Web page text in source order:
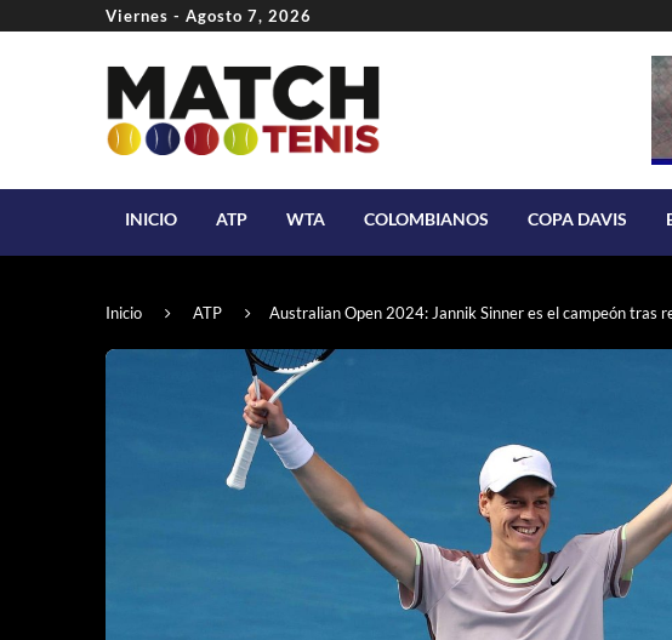
Viernes - Agosto 7, 2026
INICIO ATP WTA COLOMBIANOS COPA DAVIS
Inicio ATP Australian Open 2024: Jannik Sinner es el campeón tras